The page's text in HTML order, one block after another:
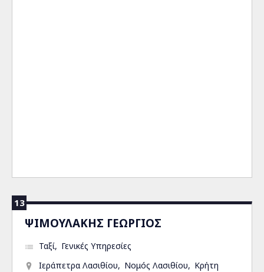
13
ΨΙΜΟΥΛΑΚΗΣ ΓΕΩΡΓΙΟΣ
Ταξί
Γενικές Υπηρεσίες
Ιεράπετρα Λασιθίου
Νομός Λασιθίου Κρήτη